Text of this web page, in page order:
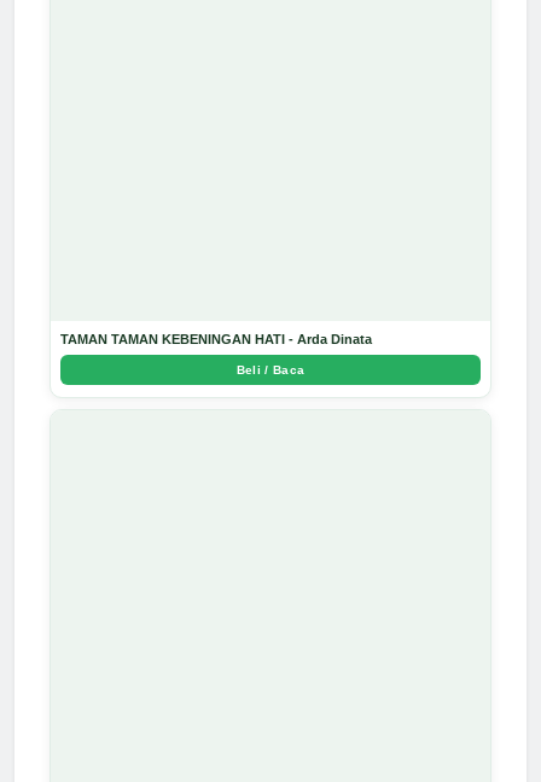
TAMAN TAMAN KEBENINGAN HATI - Arda Dinata
Beli / Baca